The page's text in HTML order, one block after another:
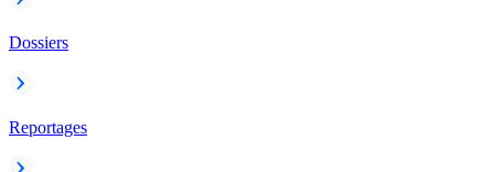
Dossiers
Reportages